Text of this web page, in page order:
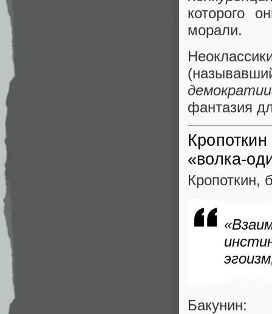
которого
морали.
фантазия
«волка-
Кропоткин,
Бакунин: